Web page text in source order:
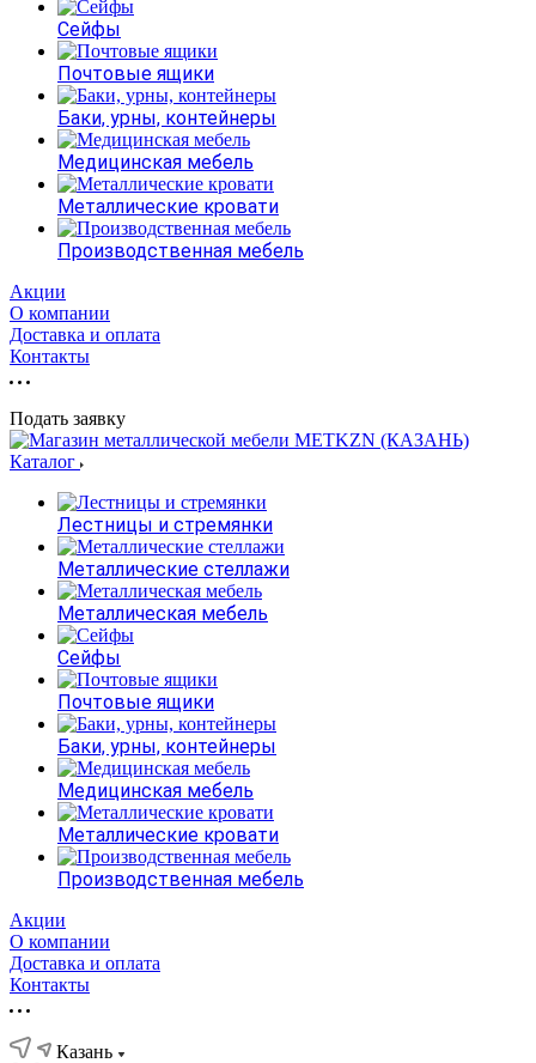
Сейфы
Почтовые ящики
Баки, урны, контейнеры
Медицинская мебель
Металлические кровати
Производственная мебель
Акции
О компании
Доставка и оплата
Контакты
Подать заявку
Каталог
Лестницы и стремянки
Металлические стеллажи
Металлическая мебель
Сейфы
Почтовые ящики
Баки, урны, контейнеры
Медицинская мебель
Металлические кровати
Производственная мебель
Акции
О компании
Доставка и оплата
Контакты
Казань